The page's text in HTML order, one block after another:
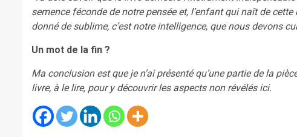
semence féconde de notre pensée et, l’enfant qui naît de
donné de sublime, c’est notre intelligence, que nous devons
Un mot de la fin ?
Ma conclusion est que je n’ai présenté qu’une partie de la
livre, à le lire, pour y découvrir les aspects non révélés ici.